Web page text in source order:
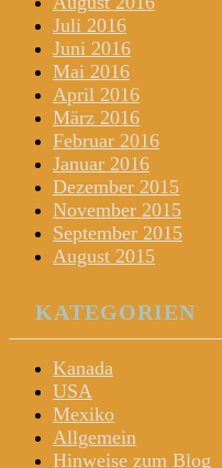
Juli 2016
Juni 2016
Mai 2016
April 2016
März 2016
Februar 2016
Januar 2016
Dezember 2015
November 2015
September 2015
August 2015
KATEGORIEN
Kanada
USA
Mexiko
Allgemein
Hinweise zum Blog